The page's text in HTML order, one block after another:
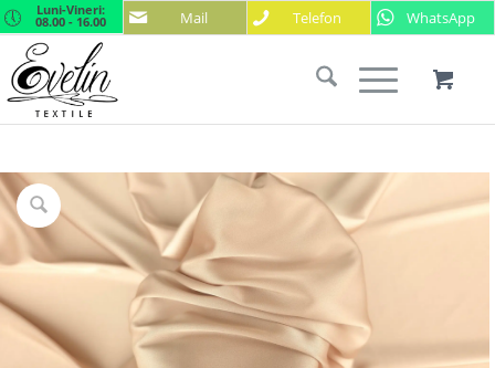
Mail Telefon WhatsApp
Luni-Vineri:
08.00 - 16.00